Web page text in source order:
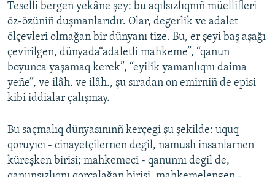
Teselli bergen yekâne şey: bu aqılsızlıqnıñ müellifleri
öz-özüniñ duşmanlarıdır. Olar, degerlik ve adalet
ölçevleri olmağan bir dünyanı tize. Bu, er şeyi baş aşağı
çevirilgen, dünyada“adaletli mahkeme”, “qanun
boyunca yaşamaq kerek”, “eyilik yamanlıqnı daima
yeñe”, ve ilâh. ve ilâh., şu sıradan on emirniñ de episi
kibi iddialar çalışmay.
Bu saçmalıq dünyasınınñ kerçegi şu şekilde: uquq
qoruyıcı - cinayetçilernen degil, namuslı insanlarnen
küreşken birisi; mahkemeci - qanunnı degil de,